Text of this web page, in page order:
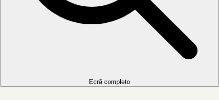
Ecrã completo